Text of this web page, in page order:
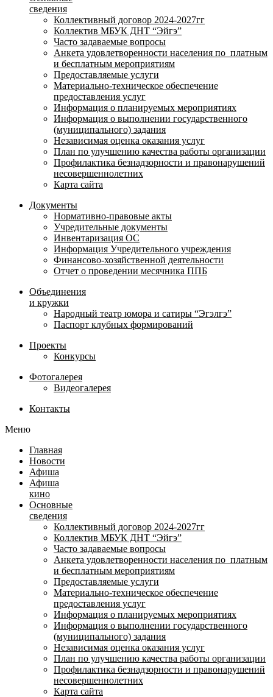
сведения
Коллективный договор 2024-2027гг
Коллектив МБУК ДНТ “Эйгэ”
Часто задаваемые вопросы
Анкета удовлетворенности населения по платным
и бесплатным мероприятиям
Предоставляемые услуги
Материально-техническое обеспечение
предоставления услуг
Информация о планируемых мероприятиях
Информация о выполнении государственного
(муниципального) задания
Независимая оценка оказания услуг
План по улучшению качества работы организации
Профилактика безнадзорности и правонарушений
несовершеннолетних
Карта сайта
Документы
Нормативно-правовые акты
Учредительные документы
Инвентаризация ОС
Информация Учредительного учреждения
Финансово-хозяйственной деятельности
Отчет о проведении месячника ППБ
Объединения
и кружки
Народный театр юмора и сатиры “Эгэлгэ”
Паспорт клубных формирований
Проекты
Конкурсы
Фотогалерея
Видеогалерея
Контакты
Меню
Главная
Новости
Афиша
Афиша
кино
Основные
сведения
Коллективный договор 2024-2027гг
Коллектив МБУК ДНТ “Эйгэ”
Часто задаваемые вопросы
Анкета удовлетворенности населения по платным
и бесплатным мероприятиям
Предоставляемые услуги
Материально-техническое обеспечение
предоставления услуг
Информация о планируемых мероприятиях
Информация о выполнении государственного
(муниципального) задания
Независимая оценка оказания услуг
План по улучшению качества работы организации
Профилактика безнадзорности и правонарушений
несовершеннолетних
Карта сайта